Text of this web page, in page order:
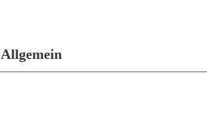
Allgemein